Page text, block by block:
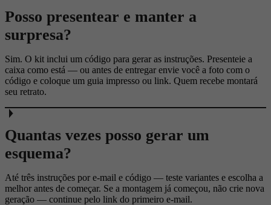
Posso presentear e manter a
surpresa?
Sim. O kit inclui um código para gerar as instruções. Presenteie a
caixa como está — ou antes de entregar envie você a foto com o
código e coloque um guia impresso ou link. Quem recebe montará
seu retrato.
Quantas vezes posso gerar um
esquema?
Até três instruções por e-mail e código — teste variantes e escolha a
melhor antes de começar. Se a montagem já começou, não crie nova
geração — continue pelo link do primeiro e-mail.